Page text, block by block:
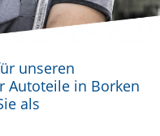
unseren
Autoteile in Borken
als